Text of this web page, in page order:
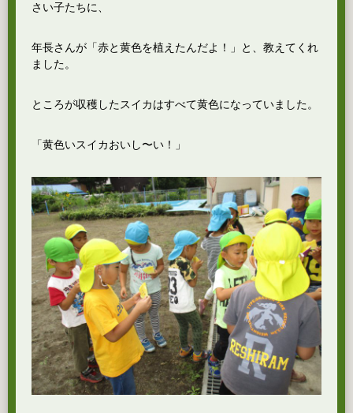
さい子たちに、
年長さんが「赤と黄色を植えたんだよ！」と、教えてくれ
ました。
ところが収穫したスイカはすべて黄色になっていました。
「黄色いスイカおいし〜い！」